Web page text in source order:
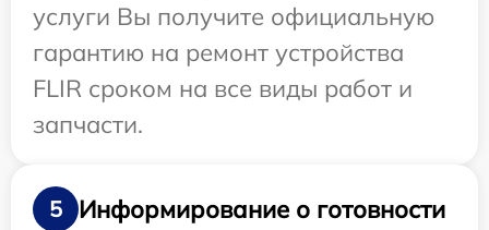
услуги Вы получите официальную
гарантию на ремонт устройства
FLIR сроком на все виды работ и
запчасти.
5
Информирование о готовности